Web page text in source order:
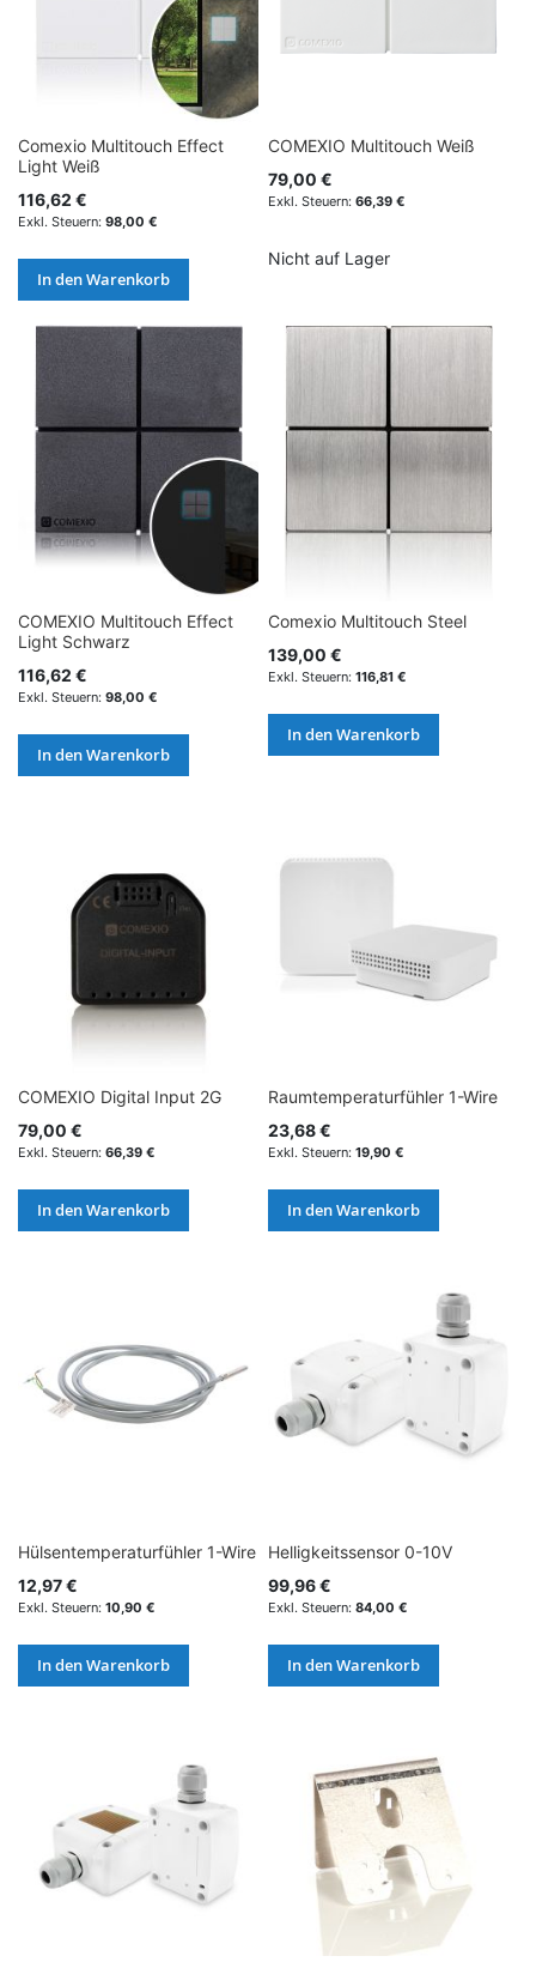
Comexio Multitouch Effect
Light Weiß
116,62 €
98,00 €
In den Warenkorb
COMEXIO Multitouch Weiß
79,00 €
66,39 €
Nicht auf Lager
COMEXIO Multitouch Effect
Light Schwarz
116,62 €
98,00 €
In den Warenkorb
Comexio Multitouch Steel
139,00 €
116,81 €
In den Warenkorb
COMEXIO Digital Input 2G
79,00 €
66,39 €
In den Warenkorb
Raumtemperaturfühler 1-Wire
23,68 €
19,90 €
In den Warenkorb
Hülsentemperaturfühler 1-Wire
12,97 €
10,90 €
In den Warenkorb
Helligkeitssensor 0-10V
99,96 €
84,00 €
In den Warenkorb